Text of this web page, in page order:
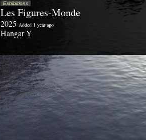
Exhibitions
Les Figures-Monde
2025 Added 1 year ago
Hangar Y
References (Installations)
Un silence sans ombre et
2024Added 2 years ago
Château l'Hospitalet, Narbonne-Plage